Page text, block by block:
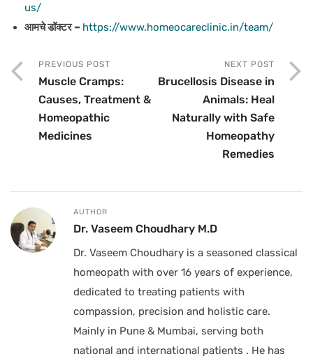
us/
आमचे डॉक्टर – https://www.homeocareclinic.in/team/
PREVIOUS POST
Muscle Cramps:
Causes, Treatment &
Homeopathic
Medicines
NEXT POST
Brucellosis Disease in
Animals: Heal
Naturally with Safe
Homeopathy
Remedies
AUTHOR
Dr. Vaseem Choudhary M.D
Dr. Vaseem Choudhary is a seasoned classical
homeopath with over 16 years of experience,
dedicated to treating patients with
compassion, precision and holistic care.
Mainly in Pune & Mumbai, serving both
national and international patients . He has